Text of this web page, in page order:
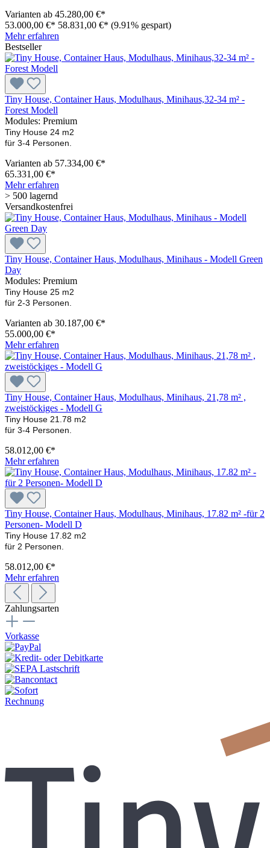
Varianten ab 45.280,00 €*
53.000,00 €* 58.831,00 €* (9.91% gespart)
Mehr erfahren
Bestseller
Tiny House, Container Haus, Modulhaus, Minihaus,32-34 m² -
Forest Modell
Modules: Premium
Tiny House 24 m2
für 3-4 Personen.
Varianten ab 57.334,00 €*
65.331,00 €*
Mehr erfahren
> 500 lagernd
Versandkostenfrei
Tiny House, Container Haus, Modulhaus, Minihaus - Modell Green
Day
Modules: Premium
Tiny House 25 m2
für 2-3 Personen.
Varianten ab 30.187,00 €*
55.000,00 €*
Mehr erfahren
Tiny House, Container Haus, Modulhaus, Minihaus, 21,78 m² ,
zweistöckiges - Modell G
Tiny House 21.78 m2
für 3-4 Personen.
58.012,00 €*
Mehr erfahren
Tiny House, Container Haus, Modulhaus, Minihaus, 17.82 m² -für 2
Personen- Modell D
Tiny House 17.82 m2
für 2 Personen.
58.012,00 €*
Mehr erfahren
Zahlungsarten
Vorkasse
Rechnung